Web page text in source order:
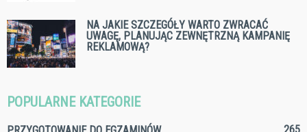
NA JAKIE SZCZEGÓŁY WARTO ZWRACAĆ
UWAGĘ, PLANUJĄC ZEWNĘTRZNĄ KAMPANIĘ
REKLAMOWĄ?
POPULARNE KATEGORIE